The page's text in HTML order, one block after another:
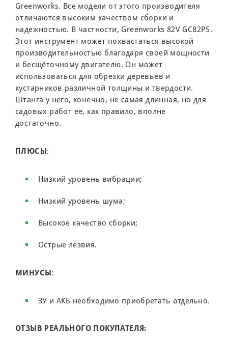
Greenworks. Все модели от этого производителя
отличаются высоким качеством сборки и
надежностью. В частности, Greenworks 82V GC82PS.
Этот инструмент может похвастаться высокой
производительностью благодаря своей мощности
и бесщёточному двигателю. Он может
использоваться для обрезки деревьев и
кустарников различной толщины и твердости.
Штанга у него, конечно, не самая длинная, но для
садовых работ ее, как правило, вполне
достаточно.
ПЛЮСЫ:
Низкий уровень вибрации;
Низкий уровень шума;
Высокое качество сборки;
Острые лезвия.
МИНУСЫ:
ЗУ и АКБ необходимо приобретать отдельно.
ОТЗЫВ РЕАЛЬНОГО ПОКУПАТЕЛЯ: